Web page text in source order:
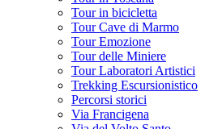
Tour in bicicletta
Tour Cave di Marmo
Tour Emozione
Tour delle Miniere
Tour Laboratori Artistici
Trekking Escursionistico
Percorsi storici
Via Francigena